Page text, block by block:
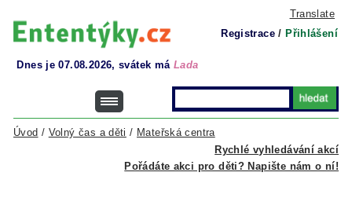
Translate
Registrace / Přihlášení
Dnes je 07.08.2026, svátek má Lada
Rychlé vyhledávání akcí
Úvod / Volný čas a děti / Mateřská centra
Pořádáte akci pro děti? Napište nám o ní!